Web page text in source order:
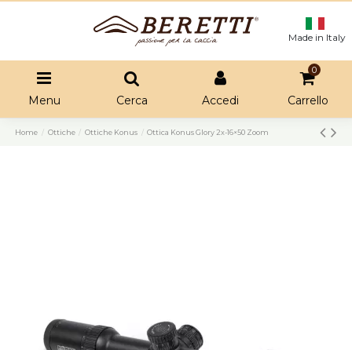
Made in Italy
Menu Cerca Accedi
0
Carrello
Home Ottiche Ottiche Konus Ottica Konus Glory 2x-16×50 Zoom